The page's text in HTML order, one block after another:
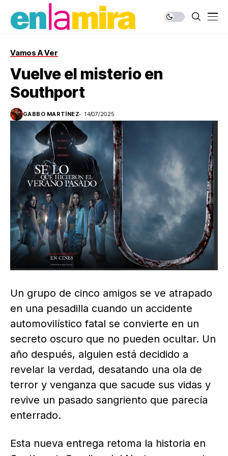
Vamos A Ver
Vuelve el misterio en
Southport
GABBO MARTÍNEZ 14/07/2025
Un grupo de cinco amigos se ve atrapado
en una pesadilla cuando un accidente
automovilístico fatal se convierte en un
secreto oscuro que no pueden ocultar. Un
año después, alguien está decidido a
revelar la verdad, desatando una ola de
terror y venganza que sacude sus vidas y
revive un pasado sangriento que parecía
enterrado.
Esta nueva entrega retoma la historia en